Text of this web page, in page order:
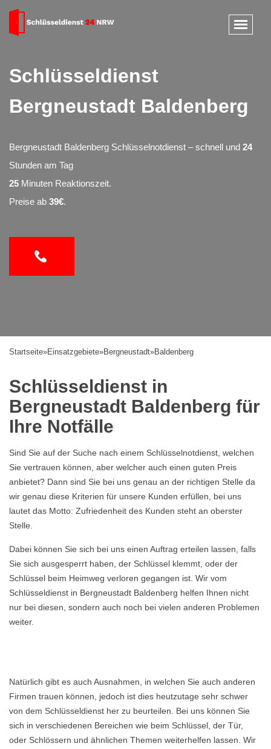
Schlüsseldienst
Bergneustadt Baldenberg
Bergneustadt Baldenberg Schlüsselnotdienst – schnell und 24
Stunden am Tag
25 Minuten Reaktionszeit.
Preise ab 39€.
Startseite»Einsatzgebiete»Bergneustadt»Baldenberg
Schlüsseldienst in
Bergneustadt Baldenberg für
Ihre Notfälle
Sind Sie auf der Suche nach einem Schlüsselnotdienst, welchen
Sie vertrauen können, aber welcher auch einen guten Preis
anbietet? Dann sind Sie bei uns genau an der richtigen Stelle da
wir genau diese Kriterien für unsere Kunden erfüllen, bei uns
lautet das Motto: Zufriedenheit des Kunden steht an oberster
Stelle.
Dabei können Sie sich bei uns einen Auftrag erteilen lassen, falls
Sie sich ausgesperrt haben, der Schlüssel klemmt, oder der
Schlüssel beim Heimweg verloren gegangen ist. Wir vom
Schlüsseldienst in Bergneustadt Baldenberg helfen Ihnen nicht
nur bei diesen, sondern auch noch bei vielen anderen Problemen
weiter.
Natürlich gibt es auch Ausnahmen, in welchen Sie auch anderen
Firmen trauen können, jedoch ist dies heutzutage sehr schwer
von dem Schlüsseldienst her zu beurteilen. Bei uns können Sie
sich in verschiedenen Bereichen wie beim Schlüssel, der Tür,
oder Schlössern und ähnlichen Themen weiterhelfen lassen. Wir